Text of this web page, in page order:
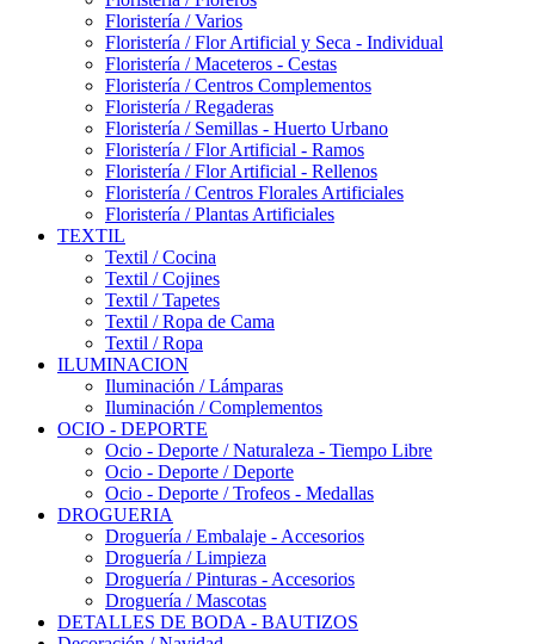
Floristería / Varios
Floristería / Flor Artificial y Seca - Individual
Floristería / Maceteros - Cestas
Floristería / Centros Complementos
Floristería / Regaderas
Floristería / Semillas - Huerto Urbano
Floristería / Flor Artificial - Ramos
Floristería / Flor Artificial - Rellenos
Floristería / Centros Florales Artificiales
Floristería / Plantas Artificiales
TEXTIL
Textil / Cocina
Textil / Cojines
Textil / Tapetes
Textil / Ropa de Cama
Textil / Ropa
ILUMINACION
Iluminación / Lámparas
Iluminación / Complementos
OCIO - DEPORTE
Ocio - Deporte / Naturaleza - Tiempo Libre
Ocio - Deporte / Deporte
Ocio - Deporte / Trofeos - Medallas
DROGUERIA
Droguería / Embalaje - Accesorios
Droguería / Limpieza
Droguería / Pinturas - Accesorios
Droguería / Mascotas
DETALLES DE BODA - BAUTIZOS